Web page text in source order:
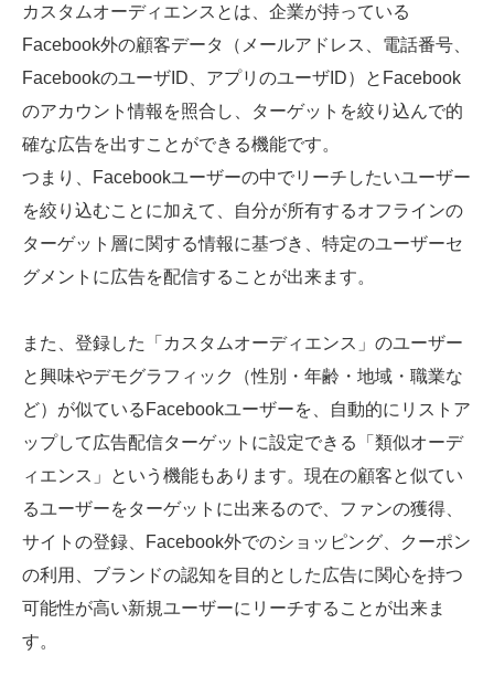
カスタムオーディエンスとは、企業が持っている
Facebook外の顧客データ（メールアドレス、電話番号、
FacebookのユーザID、アプリのユーザID）とFacebook
のアカウント情報を照合し、ターゲットを絞り込んで的
確な広告を出すことができる機能です。
つまり、Facebookユーザーの中でリーチしたいユーザー
を絞り込むことに加えて、自分が所有するオフラインの
ターゲット層に関する情報に基づき、特定のユーザーセ
グメントに広告を配信することが出来ます。
また、登録した「カスタムオーディエンス」のユーザー
と興味やデモグラフィック（性別・年齢・地域・職業な
ど）が似ているFacebookユーザーを、自動的にリストア
ップして広告配信ターゲットに設定できる「類似オーデ
ィエンス」という機能もあります。現在の顧客と似てい
るユーザーをターゲットに出来るので、ファンの獲得、
サイトの登録、Facebook外でのショッピング、クーポン
の利用、ブランドの認知を目的とした広告に関心を持つ
可能性が高い新規ユーザーにリーチすることが出来ま
す。